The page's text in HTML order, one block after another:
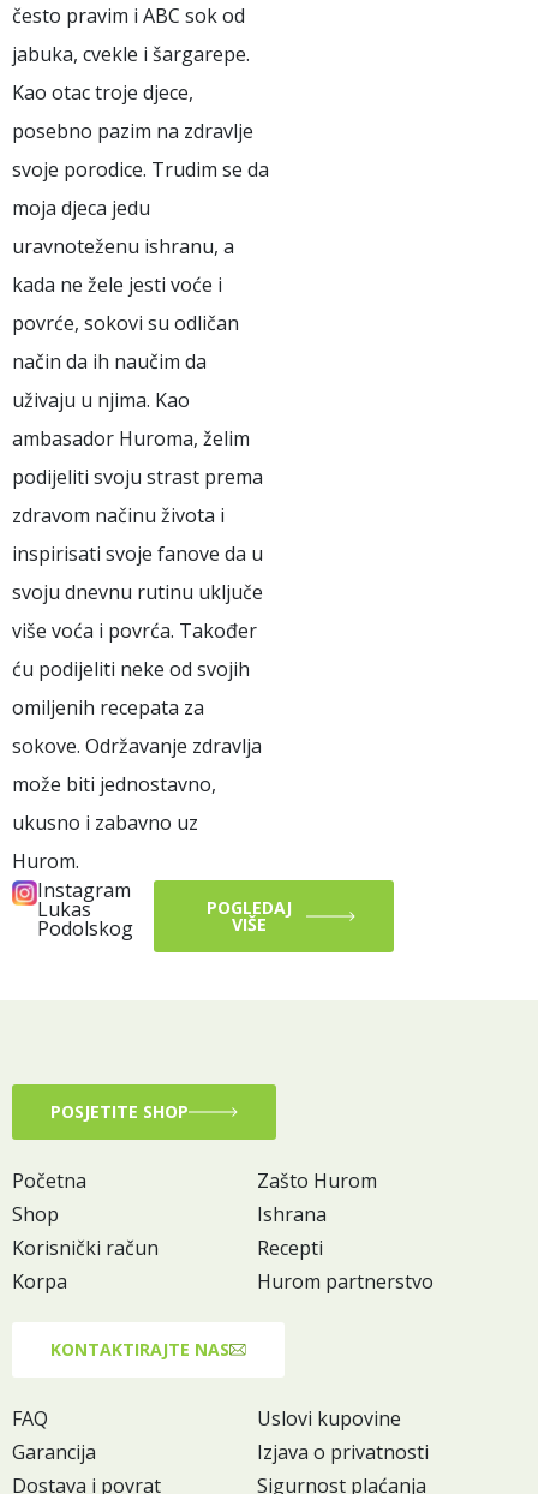
često pravim i ABC sok od
jabuka, cvekle i šargarepe.
Kao otac troje djece,
posebno pazim na zdravlje
svoje porodice. Trudim se da
moja djeca jedu
uravnoteženu ishranu, a
kada ne žele jesti voće i
povrće, sokovi su odličan
način da ih naučim da
uživaju u njima. Kao
ambasador Huroma, želim
podijeliti svoju strast prema
zdravom načinu života i
inspirisati svoje fanove da u
svoju dnevnu rutinu uključe
više voća i povrća. Također
ću podijeliti neke od svojih
omiljenih recepata za
sokove. Održavanje zdravlja
može biti jednostavno,
ukusno i zabavno uz
Hurom.
Instagram
Lukas
Podolskog
POGLEDAJ
VIŠE
POSJETITE SHOP
Početna
Shop
Korisnički račun
Korpa
Zašto Hurom
Ishrana
Recepti
Hurom partnerstvo
KONTAKTIRAJTE NAS
FAQ
Garancija
Dostava i povrat
Uslovi kupovine
Izjava o privatnosti
Sigurnost plaćanja